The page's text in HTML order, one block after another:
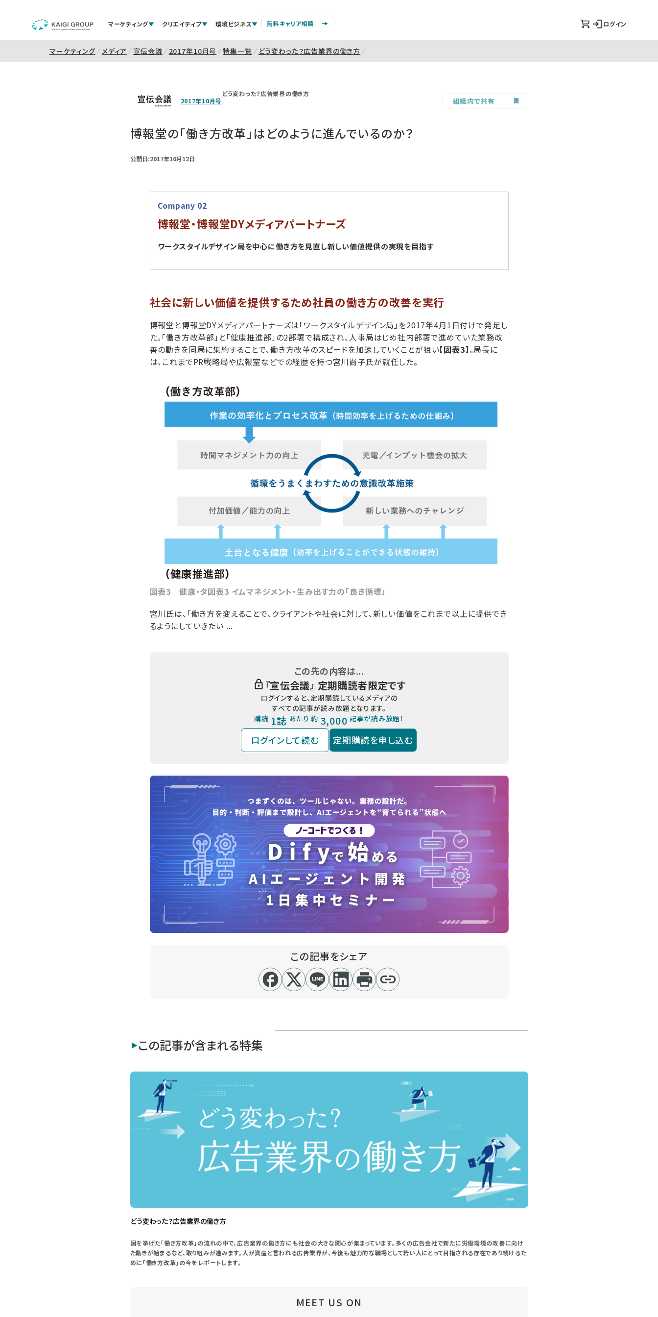
マーケティング クリエイティブ 環境ビジネス 無料キャリア相談 ログイン
マーケティング メディア 宣伝会議 2017年10月号 特集一覧 どう変わった？広告業界の働き方
2017年10月号
どう変わった？広告業界の働き方
組織内で共有
博報堂の「働き方改革」はどのように進んでいるのか？
公開日:2017年10月12日
Company 02
博報堂・博報堂DYメディアパートナーズ
ワークスタイルデザイン局を中心に働き方を見直し新しい価値提供の実現を目指す
社会に新しい価値を提供するため社員の働き方の改善を実行
博報堂と博報堂DYメディアパートナーズは「ワークスタイルデザイン局」を2017年4月1日付けで発足し
た。「働き方改革部」と「健康推進部」の2部署で構成され、人事局はじめ社内部署で進めていた業務改
善の動きを同局に集約することで、働き方改革のスピードを加速していくことが狙い【図表3】。局長に
は、これまでPR戦略局や広報室などでの経歴を持つ宮川尚子氏が就任した。
図表3 健康・タ図表3 イムマネジメント・生み出す力の「良き循環」
宮川氏は、「働き方を変えることで、クライアントや社会に対して、新しい価値をこれまで以上に提供でき
るようにしていきたい ...
この先の内容は...
『宣伝会議』 定期購読者限定です
ログインすると、定期購読しているメディアの
すべての記事が読み放題となります。
購読 1誌 あたり 約 3,000 記事が読み放題！
ログインして読む 定期購読を申し込む
この記事をシェア
この記事が含まれる特集
どう変わった？広告業界の働き方
国を挙げた「働き方改革」の流れの中で、広告業界の働き方にも社会の大きな関心が集まっています。多くの広告会社で新たに労働環境の改善に向け
た動きが始まるなど、取り組みが進みます。人が資産と言われる広告業界が、今後も魅力的な職場として若い人にとって目指される存在であり続けるた
めに「働き方改革」の今をレポートします。
MEET US ON